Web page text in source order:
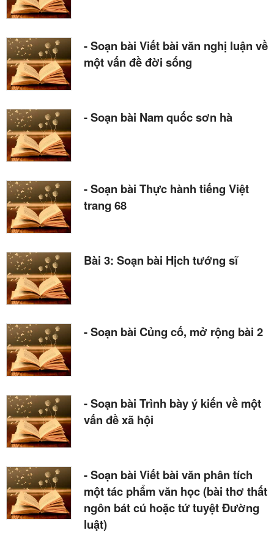
- Soạn bài Viết bài văn nghị luận về
một vấn đề đời sống
- Soạn bài Nam quốc sơn hà
- Soạn bài Thực hành tiếng Việt
trang 68
Bài 3: Soạn bài Hịch tướng sĩ
- Soạn bài Củng cố, mở rộng bài 2
- Soạn bài Trình bày ý kiến về một
vấn đề xã hội
- Soạn bài Viết bài văn phân tích
một tác phẩm văn học (bài thơ thất
ngôn bát cú hoặc tứ tuyệt Đường
luật)